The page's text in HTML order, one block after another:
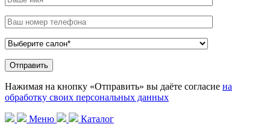
Нажимая на кнопку «Отправить» вы даёте согласие на
обработку своих персональных данных
Меню
Каталог